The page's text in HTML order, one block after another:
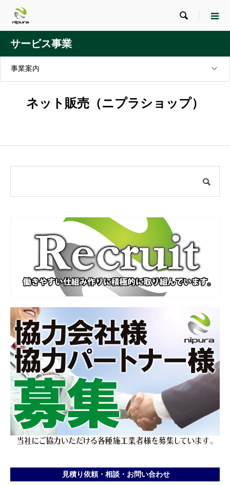

サービス事業
事業案内
ネット販売（ニプラショップ）
見積り依頼・相談・お問い合わせ